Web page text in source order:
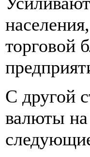
торговой
С другой
валюты на